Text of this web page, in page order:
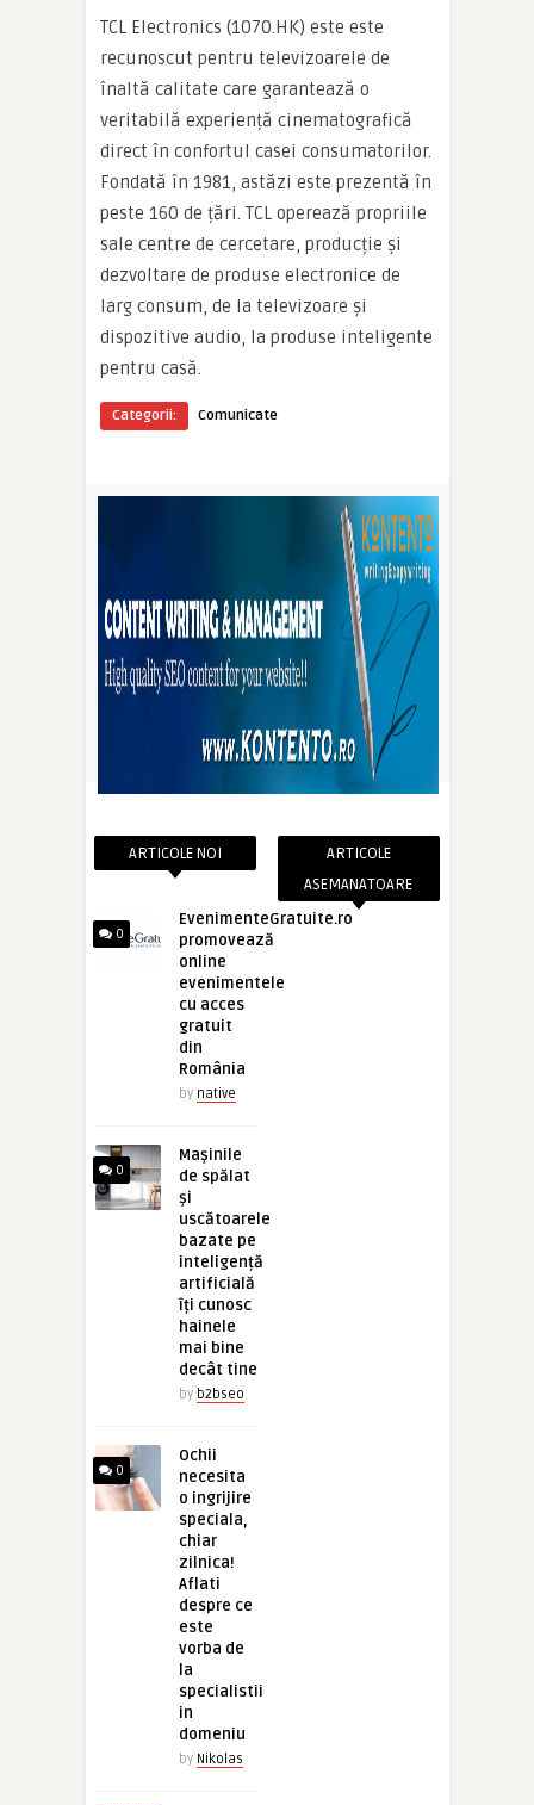
TCL Electronics (1070.HK) este este
recunoscut pentru televizoarele de
înaltă calitate care garantează o
veritabilă experiență cinematografică
direct în confortul casei consumatorilor.
Fondată în 1981, astăzi este prezentă în
peste 160 de țări. TCL operează propriile
sale centre de cercetare, producție și
dezvoltare de produse electronice de
larg consum, de la televizoare și
dispozitive audio, la produse inteligente
pentru casă.
Categorii: Comunicate
ARTICOLE NOI
0
EvenimenteGratuite.ro
promovează
online
evenimentele
cu acces
gratuit
din
România
by native
0
Mașinile
de spălat
și
uscătoarele
bazate pe
inteligență
artificială
îți cunosc
hainele
mai bine
decât tine
by b2bseo
0
Ochii
necesita
o ingrijire
speciala,
chiar
zilnica!
Aflati
despre ce
este
vorba de
la
specialistii
in
domeniu
by Nikolas
ARTICOLE
ASEMANATOARE